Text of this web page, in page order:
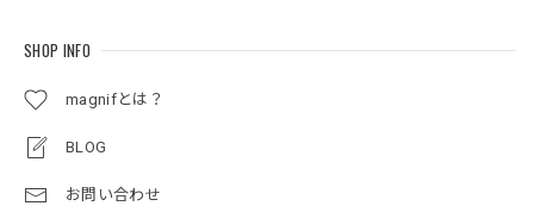
SHOP INFO
magnifとは？
BLOG
お問い合わせ